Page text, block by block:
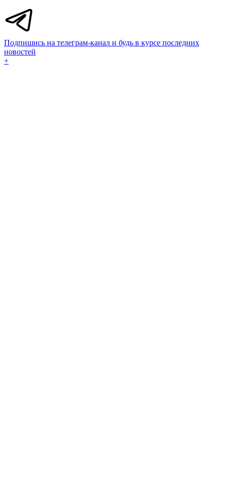
Подпишись на телеграм-канал и будь в курсе последних
новостей
+